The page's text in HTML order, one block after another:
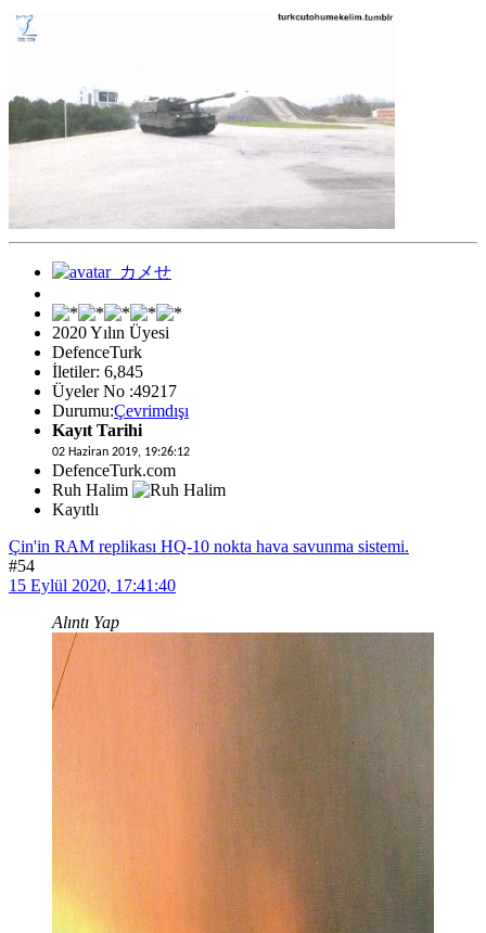
2020 Yılın Üyesi
DefenceTurk
İletiler: 6,845
Üyeler No :49217
Durumu:Çevrimdışı
Kayıt Tarihi
02 Haziran 2019, 19:26:12
DefenceTurk.com
Ruh Halim
Kayıtlı
Çin'in RAM replikası HQ-10 nokta hava savunma sistemi.
#54
15 Eylül 2020, 17:41:40
Alıntı Yap